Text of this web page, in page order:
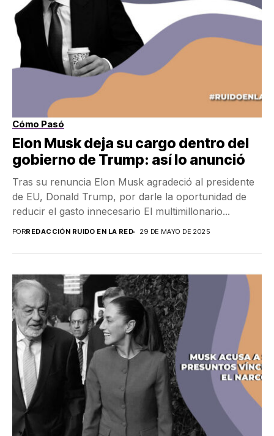
Cómo Pasó
Elon Musk deja su cargo dentro del
gobierno de Trump: así lo anunció
Tras su renuncia Elon Musk agradeció al presidente
de EU, Donald Trump, por darle la oportunidad de
reducir el gasto innecesario El multimillonario...
PORREDACCIÓN RUIDO EN LA RED 29 DE MAYO DE 2025